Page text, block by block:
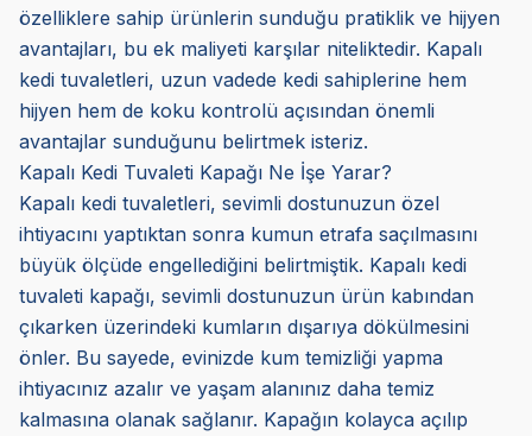
özelliklere sahip ürünlerin sunduğu pratiklik ve hijyen
avantajları, bu ek maliyeti karşılar niteliktedir. Kapalı
kedi tuvaletleri, uzun vadede kedi sahiplerine hem
hijyen hem de koku kontrolü açısından önemli
avantajlar sunduğunu belirtmek isteriz.
Kapalı Kedi Tuvaleti Kapağı Ne İşe Yarar?
Kapalı kedi tuvaletleri, sevimli dostunuzun özel
ihtiyacını yaptıktan sonra kumun etrafa saçılmasını
büyük ölçüde engellediğini belirtmiştik. Kapalı kedi
tuvaleti kapağı, sevimli dostunuzun ürün kabından
çıkarken üzerindeki kumların dışarıya dökülmesini
önler. Bu sayede, evinizde kum temizliği yapma
ihtiyacınız azalır ve yaşam alanınız daha temiz
kalmasına olanak sağlanır. Kapağın kolayca açılıp